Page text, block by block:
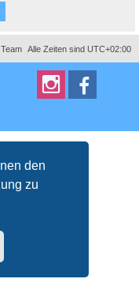
den
zu
Alle Zeiten sind UTC+02:00